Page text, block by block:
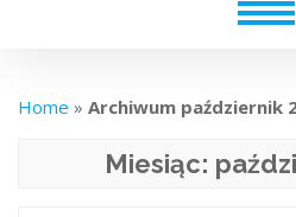
Home » Archiwum październik
Miesiąc: